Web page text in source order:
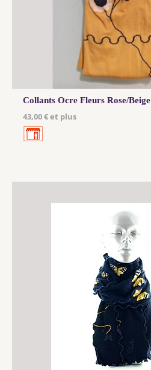
Collants Ocre Fleurs Rose/Beige
43,00 € et plus